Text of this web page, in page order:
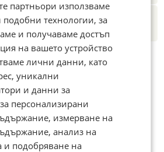
като предпочитан
партньори използваме
подобни технологии, за
и получаваме достъп
на вашето устройство
лични данни, като
уникални
и данни за
персонализирани
измерване на
анализ на
и подобряване на